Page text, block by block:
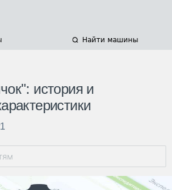
Найти машины
история и